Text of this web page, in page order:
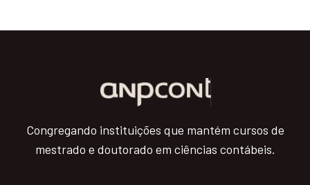
Congregando instituições que mantém cursos de
mestrado e doutorado em ciências contábeis.